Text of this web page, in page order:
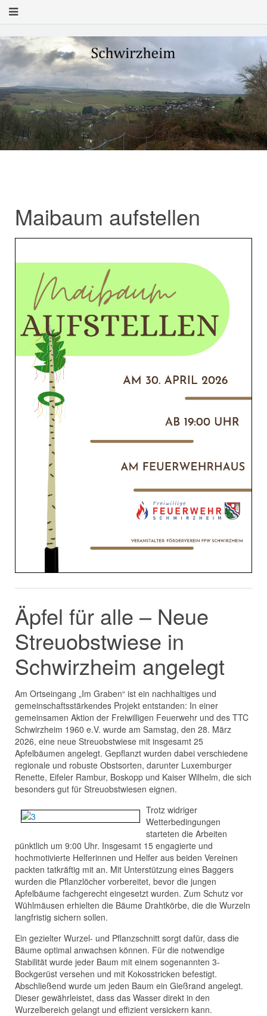
Maibaum aufstellen
Äpfel für alle – Neue
Streuobstwiese in
Schwirzheim angelegt
Am Ortseingang „Im Graben“ ist ein nachhaltiges und
gemeinschaftsstärkendes Projekt entstanden: In einer
gemeinsamen Aktion der Freiwilligen Feuerwehr und des TTC
Schwirzheim 1960 e.V. wurde am Samstag, den 28. März
2026, eine neue Streuobstwiese mit insgesamt 25
Apfelbäumen angelegt. Gepflanzt wurden dabei verschiedene
regionale und robuste Obstsorten, darunter Luxemburger
Renette, Eifeler Rambur, Boskopp und Kaiser Wilhelm, die sich
besonders gut für Streuobstwiesen eignen.
Trotz widriger
Wetterbedingungen
starteten die Arbeiten
pünktlich um 9:00 Uhr. Insgesamt 15 engagierte und
hochmotivierte Helferinnen und Helfer aus beiden Vereinen
packten tatkräftig mit an. Mit Unterstützung eines Baggers
wurden die Pflanzlöcher vorbereitet, bevor die jungen
Apfelbäume fachgerecht eingesetzt wurden. Zum Schutz vor
Wühlmäusen erhielten die Bäume Drahtkörbe, die die Wurzeln
langfristig sichern sollen.
Ein gezielter Wurzel- und Pflanzschnitt sorgt dafür, dass die
Bäume optimal anwachsen können. Für die notwendige
Stabilität wurde jeder Baum mit einem sogenannten 3-
Bockgerüst versehen und mit Kokosstricken befestigt.
Abschließend wurde um jeden Baum ein Gießrand angelegt.
Dieser gewährleistet, dass das Wasser direkt in den
Wurzelbereich gelangt und effizient versickern kann.